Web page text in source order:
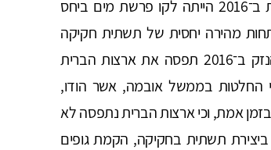
ברם ההתערבות הרוסית בבחירות לנשיאות ארצות הברית ב־2016 הייתה לקו פרשת מים ביחס
מהירה יחסית של תשתית חקיקה
והתארגנות רב־סוכנותית כמענה לו. המחשת פוטנציאל הנזק ב־2016 תפסה את ארצות הברית
החלטות בממשל אובמה, אשר הודו,
אמת, וכי ארצות הברית נתפסה לא
תשתית בחקיקה, הקמת גופים